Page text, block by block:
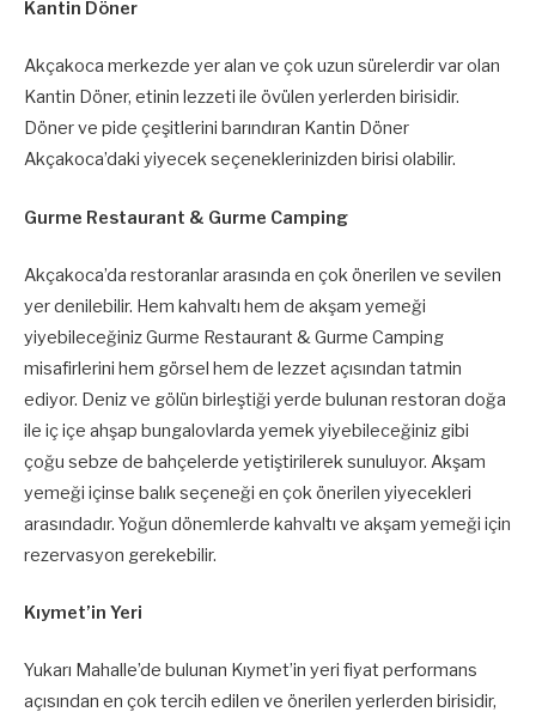
Kantin Döner
Akçakoca merkezde yer alan ve çok uzun sürelerdir var olan
Kantin Döner, etinin lezzeti ile övülen yerlerden birisidir.
Döner ve pide çeşitlerini barındıran Kantin Döner
Akçakoca’daki yiyecek seçeneklerinizden birisi olabilir.
Gurme Restaurant & Gurme Camping
Akçakoca’da restoranlar arasında en çok önerilen ve sevilen
yer denilebilir. Hem kahvaltı hem de akşam yemeği
yiyebileceğiniz Gurme Restaurant & Gurme Camping
misafirlerini hem görsel hem de lezzet açısından tatmin
ediyor. Deniz ve gölün birleştiği yerde bulunan restoran doğa
ile iç içe ahşap bungalovlarda yemek yiyebileceğiniz gibi
çoğu sebze de bahçelerde yetiştirilerek sunuluyor. Akşam
yemeği içinse balık seçeneği en çok önerilen yiyecekleri
arasındadır. Yoğun dönemlerde kahvaltı ve akşam yemeği için
rezervasyon gerekebilir.
Kıymet’in Yeri
Yukarı Mahalle’de bulunan Kıymet’in yeri fiyat performans
açısından en çok tercih edilen ve önerilen yerlerden birisidir,